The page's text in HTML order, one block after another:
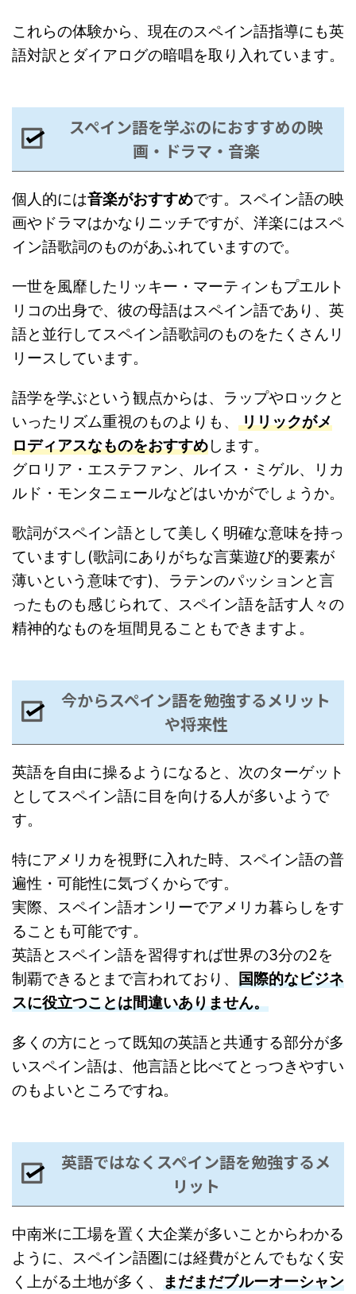
これらの体験から、現在のスペイン語指導にも英
語対訳とダイアログの暗唱を取り入れています。
スペイン語を学ぶのにおすすめの映
画・ドラマ・音楽
個人的には音楽がおすすめです。スペイン語の映
画やドラマはかなりニッチですが、洋楽にはスペ
イン語歌詞のものがあふれていますので。
一世を風靡したリッキー・マーティンもプエルト
リコの出身で、彼の母語はスペイン語であり、英
語と並行してスペイン語歌詞のものをたくさんリ
リースしています。
語学を学ぶという観点からは、ラップやロックと
いったリズム重視のものよりも、 リリックがメ
ロディアスなものをおすすめします。
グロリア・エステファン、ルイス・ミゲル、リカ
ルド・モンタニェールなどはいかがでしょうか。
歌詞がスペイン語として美しく明確な意味を持っ
ていますし(歌詞にありがちな言葉遊び的要素が
薄いという意味です)、ラテンのパッションと言
ったものも感じられて、スペイン語を話す人々の
精神的なものを垣間見ることもできますよ。
今からスペイン語を勉強するメリット
や将来性
英語を自由に操るようになると、次のターゲット
としてスペイン語に目を向ける人が多いようで
す。
特にアメリカを視野に入れた時、スペイン語の普
遍性・可能性に気づくからです。
実際、スペイン語オンリーでアメリカ暮らしをす
ることも可能です。
英語とスペイン語を習得すれば世界の3分の2を
制覇できるとまで言われており、 国際的なビジネ
スに役立つことは間違いありません。
多くの方にとって既知の英語と共通する部分が多
いスペイン語は、他言語と比べてとっつきやすい
のもよいところですね。
英語ではなくスペイン語を勉強するメ
リット
中南米に工場を置く大企業が多いことからわかる
ように、スペイン語圏には経費がとんでもなく安
く上がる土地が多く、 まだまだブルーオーシャン